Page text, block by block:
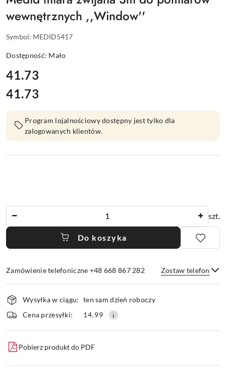
wewnętrznych ,,Window''
Symbol: MEDID5417
Dostępność: Mało
cena:
41.73
Cena:
41.73
Program lojalnościowy dostępny jest tylko dla
zalogowanych klientów.
szt.
Do koszyka
Zamówienie telefoniczne +48 668 867 282 Zostaw telefon
Wyślij
Dostępność
i
dostawa
Wysyłka w ciągu: ten sam dzień roboczy
Cena przesyłki:
14.99
Pobierz produkt do PDF